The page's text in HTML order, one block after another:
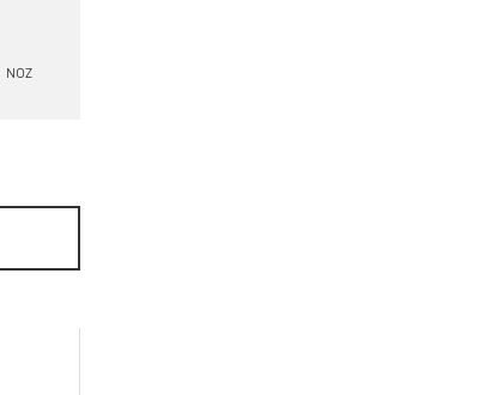
NOZ